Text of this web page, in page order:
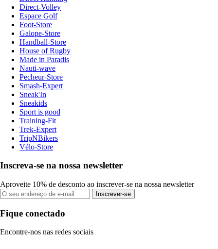
Direct-Volley
Espace Golf
Foot-Store
Galope-Store
Handball-Store
House of Rugby
Made in Paradis
Nauti-wave
Pecheur-Store
Smash-Expert
Sneak'In
Sneakids
Sport is good
Training-Fit
Trek-Expert
TripNBikers
Vélo-Store
Inscreva-se na nossa newsletter
Aproveite 10% de desconto ao inscrever-se na nossa newsletter
Inscrever-se
Fique conectado
Encontre-nos nas redes sociais